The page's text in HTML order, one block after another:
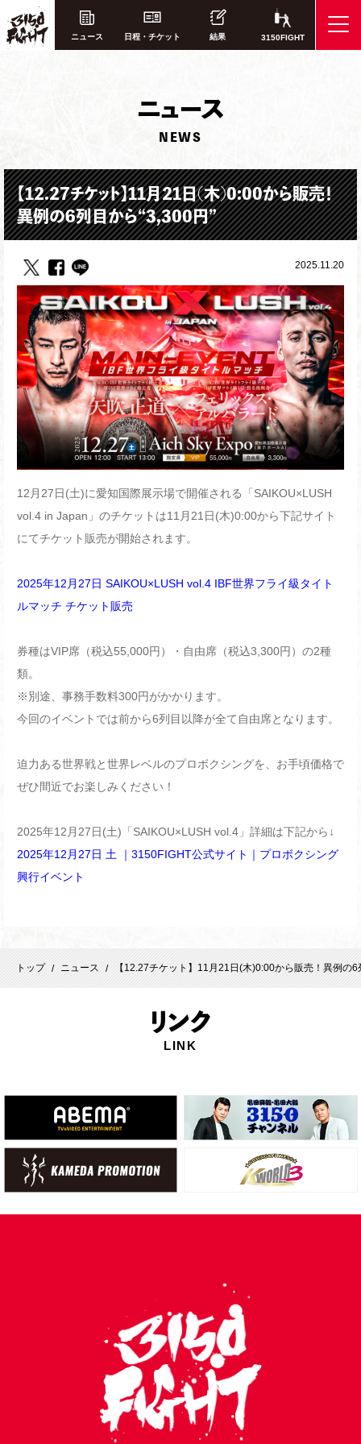
ニュース 日程・チケット 結果 3150FIGHT
ニュース
NEWS
【12.27チケット】11月21日(木)0:00から販売！
異例の6列目から“3,300円”
2025.11.20
12月27日(土)に愛知国際展示場で開催される「SAIKOU×LUSH
vol.4 in Japan」のチケットは11月21日(木)0:00から下記サイト
にてチケット販売が開始されます。
2025年12月27日 SAIKOU×LUSH vol.4 IBF世界フライ級タイト
ルマッチ チケット販売
券種はVIP席（税込55,000円）・自由席（税込3,300円）の2種
類。
※別途、事務手数料300円がかかります。
今回のイベントでは前から6列目以降が全て自由席となります。
迫力ある世界戦と世界レベルのプロボクシングを、お手頃価格で
ぜひ間近でお楽しみください！
2025年12月27日(土)「SAIKOU×LUSH vol.4」詳細は下記から↓
2025年12月27日 土 ｜3150FIGHT公式サイト｜プロボクシング
興行イベント
トップ / ニュース / 【12.27チケット】11月21日(木)0:00から販売！異例の6
リンク
LINK